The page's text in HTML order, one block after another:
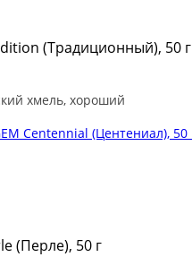
(Традиционный), 50 г
хмель, хороший
(Перле), 50 г